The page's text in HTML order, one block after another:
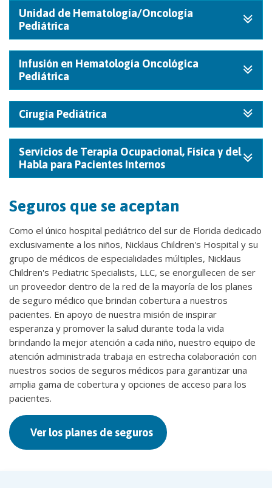
Unidad de Hematología/Oncología
Pediátrica
Infusión en Hematología Oncológica
Pediátrica
Cirugía Pediátrica
Servicios de Terapia Ocupacional, Física y del
Habla para Pacientes Internos
Seguros que se aceptan
Como el único hospital pediátrico del sur de Florida dedicado
exclusivamente a los niños, Nicklaus Children's Hospital y su
grupo de médicos de especialidades múltiples, Nicklaus
Children's Pediatric Specialists, LLC, se enorgullecen de ser
un proveedor dentro de la red de la mayoría de los planes
de seguro médico que brindan cobertura a nuestros
pacientes. En apoyo de nuestra misión de inspirar
esperanza y promover la salud durante toda la vida
brindando la mejor atención a cada niño, nuestro equipo de
atención administrada trabaja en estrecha colaboración con
nuestros socios de seguros médicos para garantizar una
amplia gama de cobertura y opciones de acceso para los
pacientes.
Ver los planes de seguros